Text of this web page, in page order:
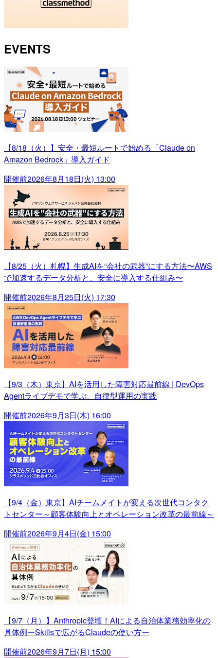
EVENTS
【8/18（火）】安全・最短ルートで始める「Claude on
Amazon Bedrock」導入ガイド
開催前2026年8月18日(火) 13:00
【8/25（火）札幌】生成AIを“会社の武器”にする方法〜AWS
で加速するデータ分析と、安全に導入する仕組み〜
開催前2026年8月25日(火) 17:30
【9/3（木）東京】AIを活用した障害対応最前線 | DevOps
Agentライブデモで学ぶ、自律型運用の実践
開催前2026年9月3日(木) 16:00
【9/4（金）東京】AIチームメイトが変える次世代コンタク
トセンター～顧客体験向上とオペレーション改革の最前線～
開催前2026年9月4日(金) 15:00
【9/7（月）】Anthropic登壇！AIによる自治体業務効率化の
具体例ーSkillsで広がるClaudeの使い方ー
開催前2026年9月7日(月) 15:00